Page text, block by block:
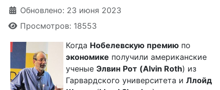
Обновлено: 23 июня 2023
Просмотров: 18553
Когда Нобелевскую премию по
экономике получили американские
ученые Элвин Рот (Alvin Roth) из
Гарвардского университета и Ллойд